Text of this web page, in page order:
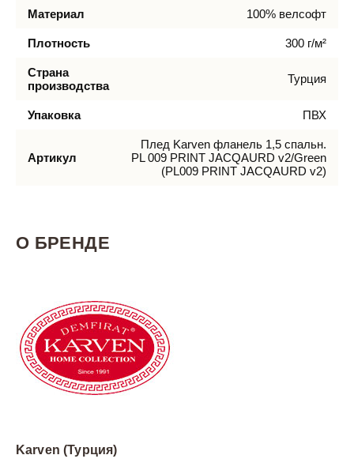
Материал 100% велсофт
Плотность 300 г/м²
Страна
производства
Турция
Упаковка ПВХ
Артикул
Плед Karven фланель 1,5 спальн.
PL 009 PRINT JACQAURD v2/Green
(PL009 PRINT JACQAURD v2)
О БРЕНДЕ
Karven (Турция)